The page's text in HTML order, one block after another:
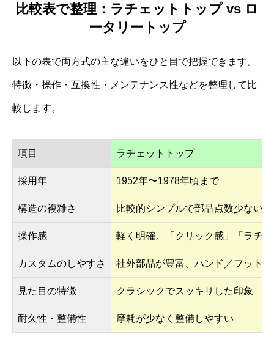
比較表で整理：ラチェットトップ vs ロ
ータリートップ
以下の表で両方式の主な違いをひと目で把握できます。
特徴・操作・互換性・メンテナンス性などを整理して比
較します。
項目 ラチェットトップ
採用年 1952年〜1978年頃まで
構造の複雑さ 比較的シンプルで部品点数少ない
操作感 軽く明確。「クリック感」「ラチ
カスタムのしやすさ 社外部品が豊富、ハンド／フット
見た目の特徴 クラシックでスッキリした印象
耐久性・整備性 摩耗が少なく整備しやすい